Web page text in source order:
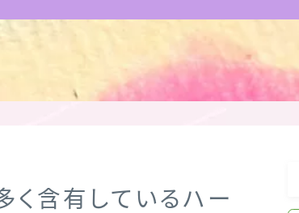
スペシャルアロマハーブ４択クイズ
イトマップ
く含有しているハー